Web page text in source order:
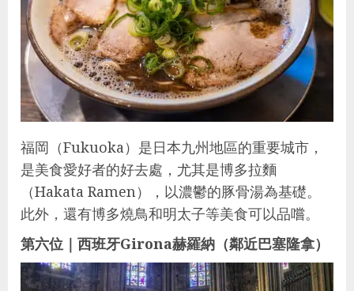
福岡（Fukuoka）是日本九州地區的重要城市，
是美食愛好者的好去處，尤其是博多拉麵
（Hakata Ramen），以濃鬱的豚骨湯為基礎。
此外，還有博多燒鳥和明太子等美食可以品嚐。
第六位｜西班牙Girona赫羅納（鄰近巴塞隆拿）